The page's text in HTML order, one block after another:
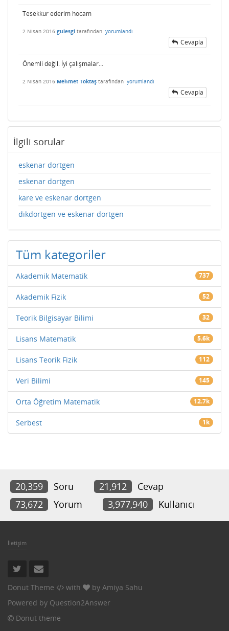
Tesekkur ederim hocam
2 Nisan 2016 gulesgl tarafından yorumlandı
Cevapla
Önemli değil. İyi çalışmalar...
2 Nisan 2016 Mehmet Toktaş tarafından yorumlandı
Cevapla
İlgili sorular
eskenar dortgen
eskenar dortgen
kare ve eskenar dortgen
dikdortgen ve eskenar dortgen
Tüm kategoriler
Akademik Matematik 737
Akademik Fizik 52
Teorik Bilgisayar Bilimi 32
Lisans Matematik 5.6k
Lisans Teorik Fizik 112
Veri Bilimi 145
Orta Öğretim Matematik 12.7k
Serbest 1k
20,359 Soru 21,912
Cevap
73,672
Yorum 3,977,940 Kullanıcı
İletişim
Donut Theme with by Amiya Sahu
Powered by Question2Answer
Donut theme